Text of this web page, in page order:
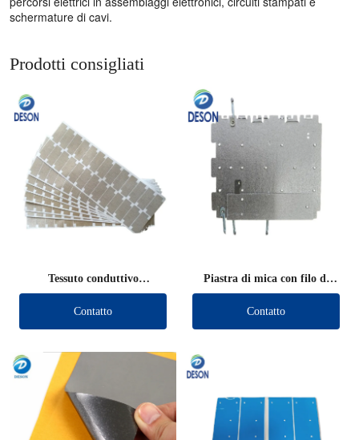
schermature di cavi.
Prodotti consigliati
Tessuto conduttivo
schermante fustellato
Contatto
Piastra di mica con filo di
piombo
Contatto